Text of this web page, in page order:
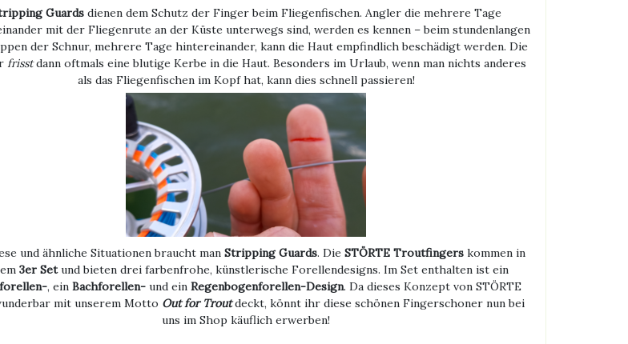
Guardsdienen dem Schutz der Finger beim Fliegenfischen. Angler die mehrere Tage
mit der Fliegenrute an der Küste unterwegs sind, werden es kennen – beim stundenlangen
der Schnur, mehrere Tage hintereinander, kann die Haut empfindlich beschädigt werden. Die
frisstdann oftmals eine blutige Kerbe in die Haut. Besonders im Urlaub, wenn man nichts anderes
als das Fliegenfischen im Kopf hat, kann dies schnell passieren!
und ähnliche Situationen braucht man Stripping Guards. Die STÖRTE Troutfingers kommen in
3er Setund bieten drei farbenfrohe, künstlerische Forellendesigns. Im Set enthalten ist ein
, ein Bachforellen- und ein Regenbogenforellen-Design. Da dieses Konzept von STÖRTE
mit unserem Motto Out for Troutdeckt, könnt ihr diese schönen Fingerschoner nun bei
uns im Shop käuflich erwerben!